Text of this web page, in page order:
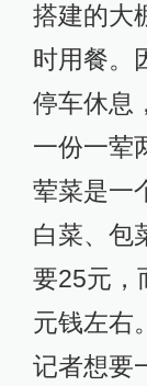
搭建的大
时用餐。
停车休息
一份一荤
荤菜是一
白菜、包
要25元，
元钱左右
记者想要